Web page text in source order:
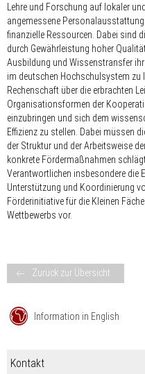
Lehre und Forschung auf lokaler
angemessene
finanzielle Ressourcen. Dabei sind
durch Gewährleistung hoher
Ausbildung und Wissenstransfer
im deutschen Hochschulsystem zu
Rechenschaft über die erbrachten
Organisationsformen der
einzubringen und sich dem
Effizienz zu stellen. Dabei müssen
der Struktur und der Arbeitsweise
konkrete Fördermaßnahmen
Verantwortlichen insbesondere die
Unterstützung und Koordinierung
Förderinitiative für die Kleinen
Wettbewerbs vor.
Zurück zur Übersicht
Information in English
Kontakt